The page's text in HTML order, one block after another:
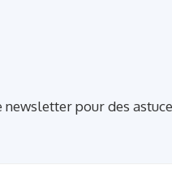
newsletter pour des